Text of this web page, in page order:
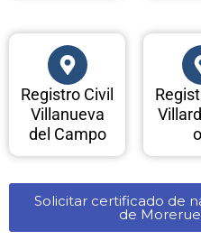
Registro Civil
Villanueva
del Campo
Solicitar certificado de
de